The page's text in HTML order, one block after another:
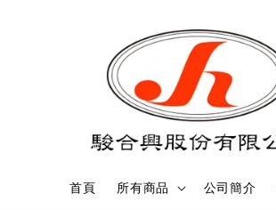
首頁 所有商品 公司簡介